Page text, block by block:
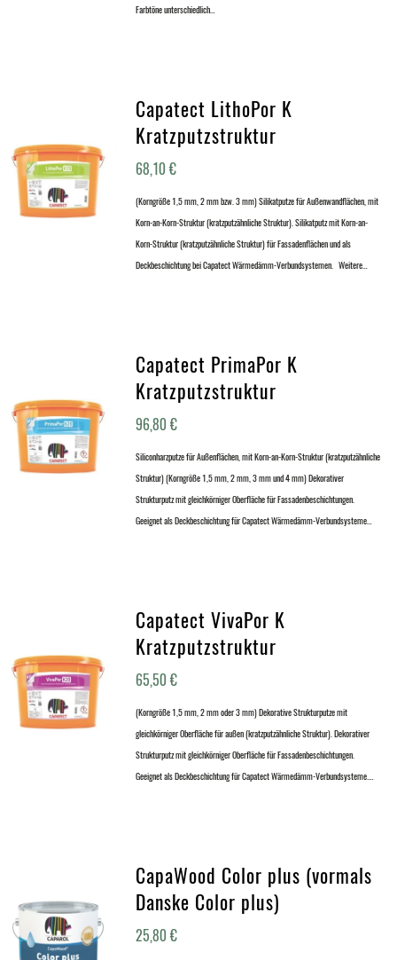
Farbtöne unterschiedlich…
Capatect LithoPor K
Kratzputzstruktur
68,10€
(Korngröße 1,5 mm, 2 mm bzw. 3 mm) Silikatputze für Außenwandflächen, mit
Korn-an-Korn-Struktur (kratzputzähnliche Struktur). Silikatputz mit Korn-an-
Korn-Struktur (kratzputzähnliche Struktur) für Fassadenflächen und als
Deckbeschichtung bei Capatect Wärmedämm-Verbundsystemen. Weitere…
Capatect PrimaPor K
Kratzputzstruktur
96,80€
Siliconharzputze für Außenflächen, mit Korn-an-Korn-Struktur (kratzputzähnliche
Struktur) (Korngröße 1,5 mm, 2 mm, 3 mm und 4 mm) Dekorativer
Strukturputz mit gleichkörniger Oberfläche für Fassadenbeschichtungen.
Geeignet als Deckbeschichtung für Capatect Wärmedämm-Verbundsysteme…
Capatect VivaPor K
Kratzputzstruktur
65,50€
(Korngröße 1,5 mm, 2 mm oder 3 mm) Dekorative Strukturputze mit
gleichkörniger Oberfläche für außen (kratzputzähnliche Struktur). Dekorativer
Strukturputz mit gleichkörniger Oberfläche für Fassadenbeschichtungen.
Geeignet als Deckbeschichtung für Capatect Wärmedämm-Verbundsysteme.…
CapaWood Color plus (vormals
Danske Color plus)
25,80€